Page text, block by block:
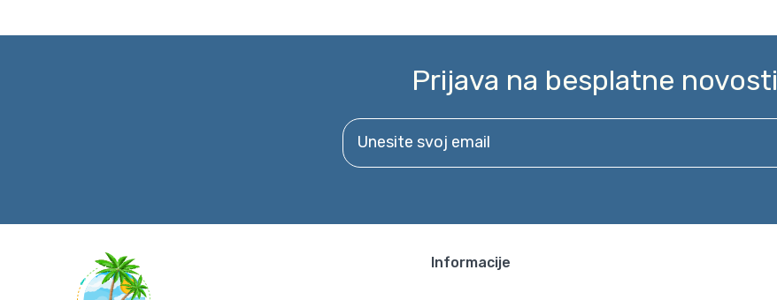
Prijava na besplatne novosti
Unesite svoj email
Informacije